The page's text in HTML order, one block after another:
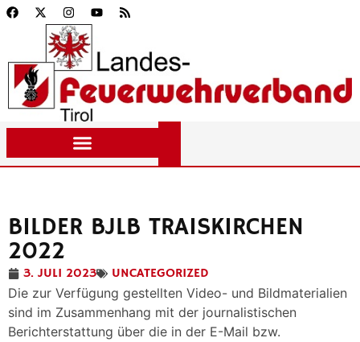
BILDER BJLB TRAISKIRCHEN
2022
3. JULI 2023
UNCATEGORIZED
Die zur Verfügung gestellten Video- und Bildmaterialien
sind im Zusammenhang mit der journalistischen
Berichterstattung über die in der E-Mail bzw.